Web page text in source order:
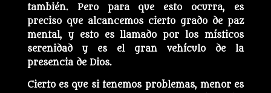
también. Pero para que esto ocurra, es
preciso que alcancemos cierto grado de paz
mental, y esto es llamado por los místicos
serenidad y es el gran vehículo de la
presencia de Dios.
Cierto es que si tenemos problemas, menor es